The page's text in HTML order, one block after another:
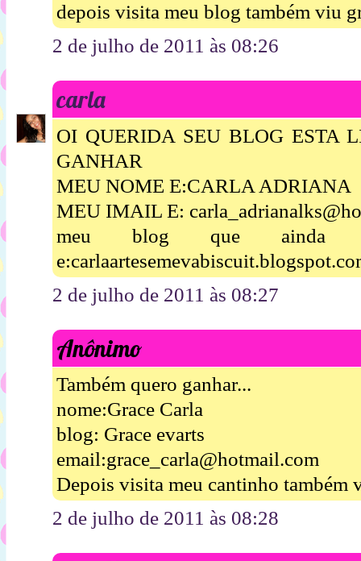
depois visita meu blog também viu
2 de julho de 2011 às 08:26
carla
OI QUERIDA SEU BLOG ESTA
GANHAR
MEU NOME E:CARLA ADRIANA
MEU IMAIL E:
meu blog que ainda
2 de julho de 2011 às 08:27
Anônimo
Também quero ganhar...
nome:Grace Carla
blog: Grace evarts
email:grace_carla@hotmail.com
Depois visita meu cantinho também
2 de julho de 2011 às 08:28